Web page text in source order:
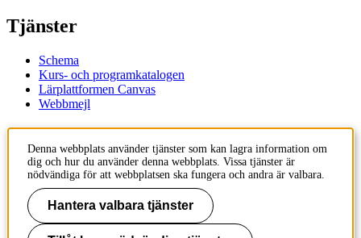
Tjänster
Schema
Kurs- och programkatalogen
Lärplattformen Canvas
Webbmejl
KTH
100 44 Stockholm
+46 8 790 60 00
Kontakta KTH
Denna webbplats använder tjänster som kan lagra information om
dig och hur du använder denna webbplats. Vissa tjänster är
nödvändiga för att webbplatsen ska fungera och andra är valbara.
Hantera valbara tjänster